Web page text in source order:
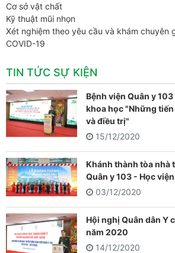
Cơ sở vật chất
Kỹ thuật mũi nhọn
Xét nghiệm theo yêu cầu và khám chuyên
COVID-19
TIN TỨC SỰ KIỆN
Bệnh viện Quân y
khoa học "Những
và điều trị"
15/12/2020
Khánh thành tòa nhà
Quân y 103 - Học
03/12/2020
Hội nghị Quân dân Y
năm 2020
14/12/2020